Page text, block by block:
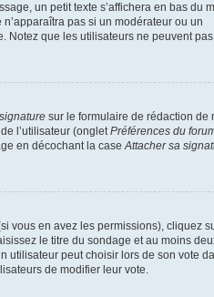
un petit texte s’affichera en bas du
pas si un modérateur ou un
Notez que les utilisateurs ne peuvent pas
sur le formulaire de rédaction de
l’utilisateur (ongletPréférences du
en décochant la caseAttacher sa
vous en avez les permissions), cliquez
le titre du sondage et au moins
utilisateur peut choisir lors de son vote
de modifier leur vote.